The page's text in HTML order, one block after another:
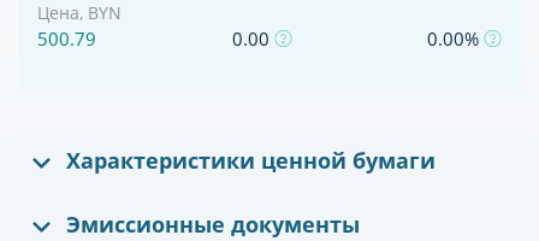
Цена, BYN
500.79 0.00 0.00%
Характеристики ценной бумаги
Эмиссионные документы